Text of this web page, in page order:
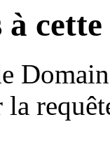
à
la